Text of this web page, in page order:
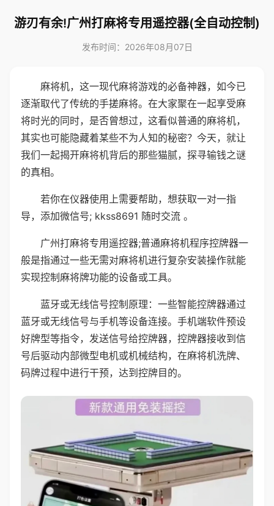
游刃有余!广州打麻将专用遥控器(全自动控制)
发布时间：2026年08月07日
麻将机，这一现代麻将游戏的必备神器，如今已
逐渐取代了传统的手搓麻将。在大家聚在一起享受麻
将时光的同时，是否曾想过，这看似普通的麻将机，
其实也可能隐藏着某些不为人知的秘密？今天，就让
我们一起揭开麻将机背后的那些猫腻，探寻输钱之谜
的真相。
若你在仪器使用上需要帮助，想获取一对一指
导，添加微信号; kkss8691 随时交流 。
广州打麻将专用遥控器;普通麻将机程序控牌器一
般是指通过一些无需对麻将机进行复杂安装操作就能
实现控制麻将牌功能的设备或工具。
蓝牙或无线信号控制原理：一些智能控牌器通过
蓝牙或无线信号与手机等设备连接。手机端软件预设
好牌型等指令，发送信号给控牌器，控牌器接收到信
号后驱动内部微型电机或机械结构，在麻将机洗牌、
码牌过程中进行干预，达到控牌目的。